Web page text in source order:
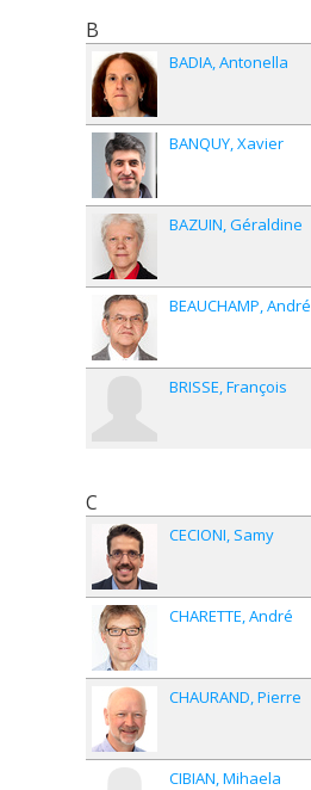
B
BADIA Antonella
BANQUY Xavier
BAZUIN Géraldine
BEAUCHAMP André
BRISSE François
C
CECIONI Samy
CHARETTE André
CHAURAND Pierre
CIBIAN Mihaela